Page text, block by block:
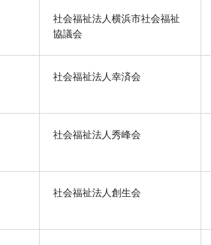
社会福祉法人横浜市社会福祉
協議会
社会福祉法人幸済会
社会福祉法人秀峰会
社会福祉法人創生会